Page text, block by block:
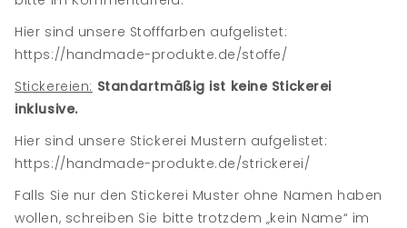
Hier sind unsere Stofffarben aufgelistet:
https://handmade-produkte.de/stoffe/
Stickereien: Standartmäßig ist keine Stickerei
inklusive.
Hier sind unsere Stickerei Mustern aufgelistet:
https://handmade-produkte.de/strickerei/
Falls Sie nur den Stickerei Muster ohne Namen haben
wollen, schreiben Sie bitte trotzdem „kein Name“ im